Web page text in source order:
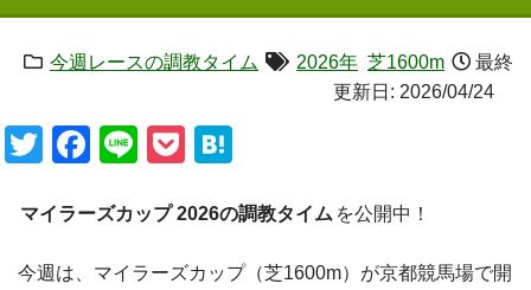
今週レースの調教タイム 2026年 芝1600m
最終
更新日: 2026/04/24
TwitterFacebook
LinePocket
マイラーズカップ 2026の調教タイム を公開中！
今週は、マイラーズカップ（芝1600m）が京都競馬場で開